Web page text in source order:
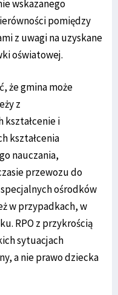
wskazanego
pomiędzy
z uwagi na uzyskane
oświatowej.
że gmina może
z
kształcenie i
kształcenia
nauczania,
przewozu do
ośrodków
w przypadkach, w
RPO z przykrością
sytuacjach
a nie prawo dziecka